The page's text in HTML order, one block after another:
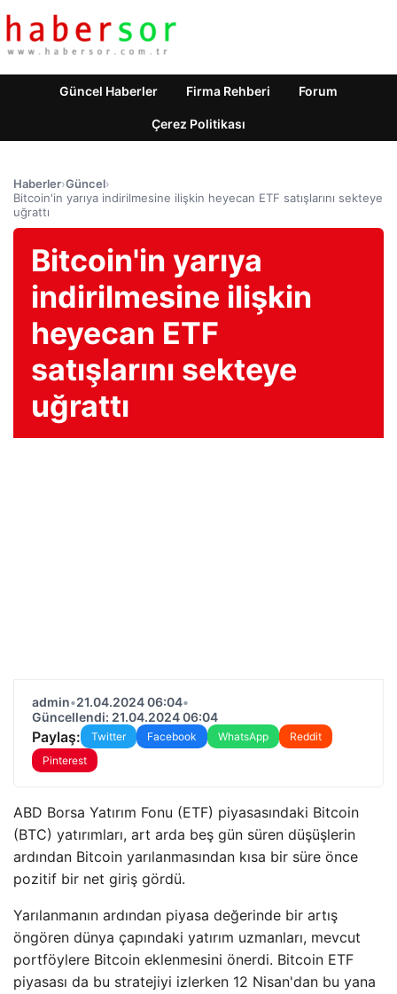
Güncel Haberler Firma Rehberi Forum
Çerez Politikası
Haberler›Güncel›
Bitcoin'in yarıya indirilmesine ilişkin heyecan ETF satışlarını sekteye
uğrattı
Bitcoin'in yarıya
indirilmesine ilişkin
heyecan ETF
satışlarını sekteye
uğrattı
admin•21.04.2024 06:04•
Güncellendi: 21.04.2024 06:04
Paylaş: Twitter Facebook WhatsApp
Reddit
Pinterest
ABD Borsa Yatırım Fonu (ETF) piyasasındaki Bitcoin
(BTC) yatırımları, art arda beş gün süren düşüşlerin
ardından Bitcoin yarılanmasından kısa bir süre önce
pozitif bir net giriş gördü.
Yarılanmanın ardından piyasa değerinde bir artış
öngören dünya çapındaki yatırım uzmanları, mevcut
portföylere Bitcoin eklenmesini önerdi. Bitcoin ETF
piyasası da bu stratejiyi izlerken 12 Nisan'dan bu yana